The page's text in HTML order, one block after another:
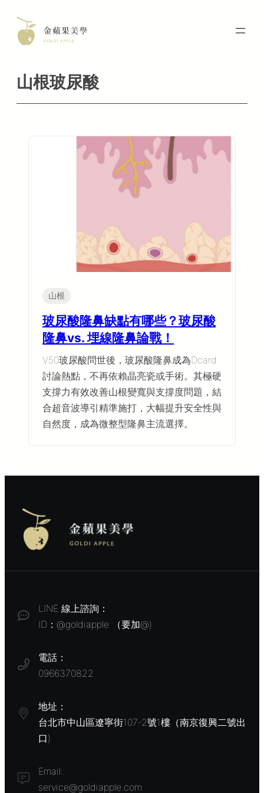
Skip
山根玻尿酸
山根
玻尿酸隆鼻缺點有哪些？玻尿酸
隆鼻vs. 埋線隆鼻論戰！
V50玻尿酸問世後，玻尿酸隆鼻成為Dcard
討論熱點，不再依賴晶亮瓷或手術。其極硬
支撐力有效改善山根變寬與支撐度問題，結
合超音波導引精準施打，大幅提升安全性與
自然度，成為微整型隆鼻主流選擇。
LINE 線上諮詢：
ID：@goldiapple （要加@)
電話：
0966370822
地址：
台北市中山區遼寧街107-2號1樓（南京復興二號出
口)
Email:
service@goldiapple.com